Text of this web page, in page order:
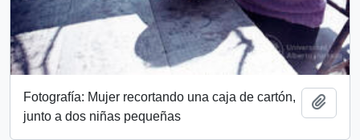
Fotografía: Mujer recortando una caja de cartón,
junto a dos niñas pequeñas